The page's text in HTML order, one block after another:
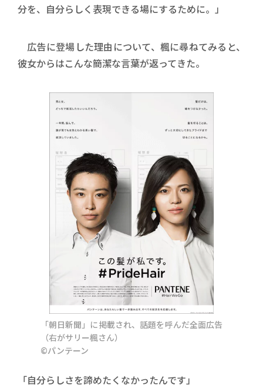
分を、自分らしく表現できる場にするために。」
広告に登場した理由について、楓に尋ねてみると、
彼女からはこんな簡潔な言葉が返ってきた。
「朝日新聞」に掲載され、話題を呼んだ全面広告
（右がサリー楓さん）
©パンテーン
「自分らしさを諦めたくなかったんです」